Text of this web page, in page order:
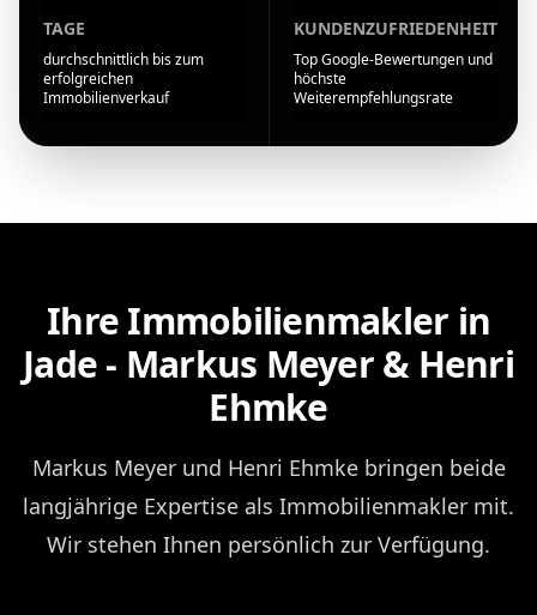
TAGE
durchschnittlich bis zum
erfolgreichen
Immobilienverkauf
KUNDENZUFRIEDENHEIT
Top Google-Bewertungen und
höchste
Weiterempfehlungsrate
Ihre Immobilienmakler in
Jade - Markus Meyer & Henri
Ehmke
Markus Meyer und Henri Ehmke bringen beide
langjährige Expertise als Immobilienmakler mit.
Wir stehen Ihnen persönlich zur Verfügung.